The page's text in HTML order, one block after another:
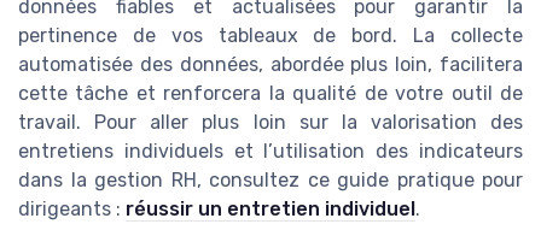
données fiables et actualisées pour garantir la
pertinence de vos tableaux de bord. La collecte
automatisée des données, abordée plus loin, facilitera
cette tâche et renforcera la qualité de votre outil de
travail. Pour aller plus loin sur la valorisation des
entretiens individuels et l’utilisation des indicateurs
dans la gestion RH, consultez ce guide pratique pour
dirigeants : réussir un entretien individuel .